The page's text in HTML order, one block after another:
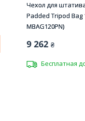
Чехол для
Padded Tripod Bag
MBAG120PN)
9 262 ₴
Бесплатная